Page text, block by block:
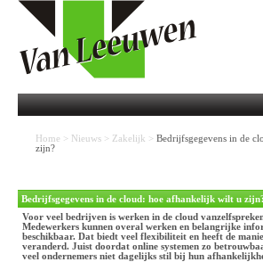
Home > Nieuws > Zakelijk > Bedrijfsgegevens in de
zijn?
Bedrijfsgegevens in de cloud: hoe afhankelijk wilt u
Voor veel bedrijven is werken in de cloud
Medewerkers kunnen overal werken en belangrijke
beschikbaar. Dat biedt veel flexibiliteit en heeft de
veranderd. Juist doordat online systemen zo
veel ondernemers niet dagelijks stil bij hun